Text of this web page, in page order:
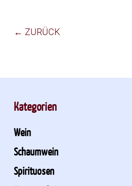
← ZURÜCK
Kategorien
Wein
Schaumwein
Spirituosen